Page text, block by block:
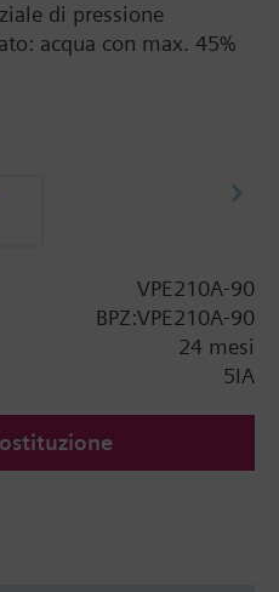
di pressione
acqua con max. 45%
utilizzabili con
VDI 2035), water with
VPE210A-90
BPZ:VPE210A-90
24 mesi
5IA